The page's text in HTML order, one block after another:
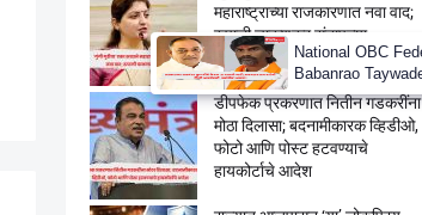
महाराष्ट्राच्या राजकारणात नवा वाद;
रुपाली चाकणकर संतापल्या
डीपफेक प्रकरणात नितीन गडकरींना
मोठा दिलासा; बदनामीकारक व्हिडीओ,
फोटो आणि पोस्ट हटवण्याचे
हायकोर्टाचे आदेश